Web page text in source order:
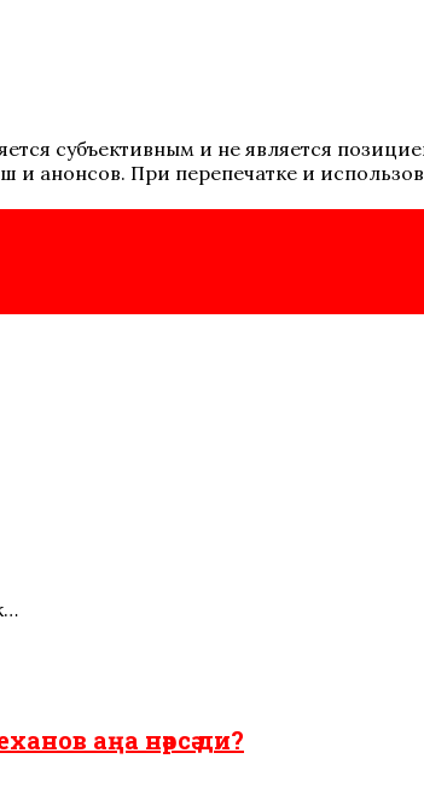
субъективным и не является
и анонсов. При перепечатке и
аңа нәрсә ди?